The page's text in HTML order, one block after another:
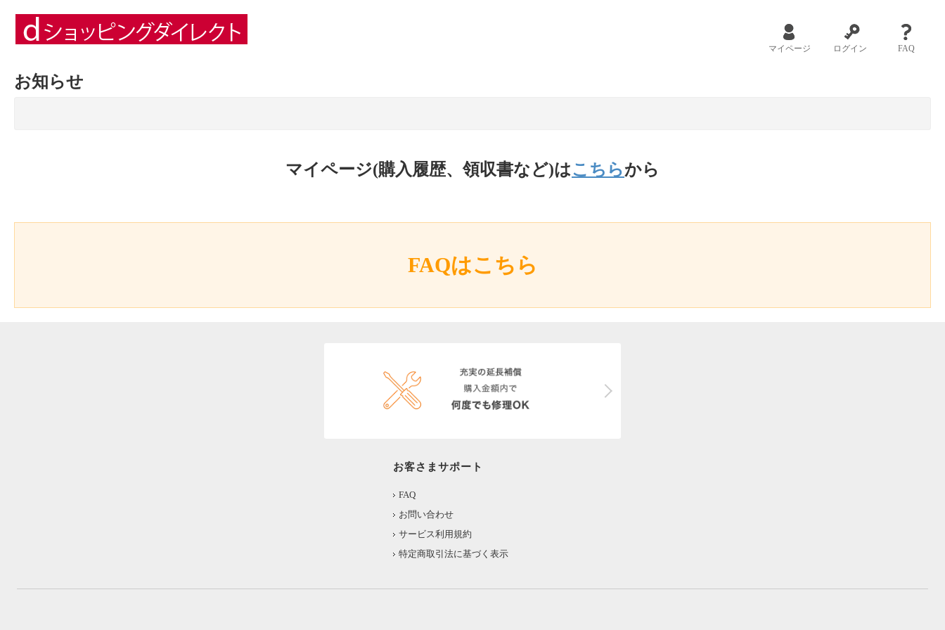
マイページ ログイン FAQ
お知らせ
マイページ(購入履歴、領収書など)はこちらから
FAQはこちら
お客さまサポート
FAQ
お問い合わせ
サービス利用規約
特定商取引法に基づく表示